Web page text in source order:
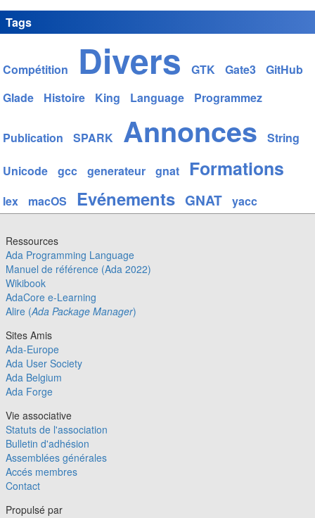
Tags
Compétition Divers GTK Gate3
GitHub
Glade
Histoire King Language Programmez
Publication SPARK Annonces String
Unicode gcc generateur gnat Formations
lex macOS Evénements GNAT yacc
Ressources
Ada Programming Language
Manuel de référence (Ada 2022)
Wikibook
AdaCore e-Learning
Alire (Ada Package Manager)
Sites Amis
Ada-Europe
Ada User Society
Ada Belgium
Ada Forge
Vie associative
Statuts de l'association
Bulletin d'adhésion
Assemblées générales
Accés membres
Contact
Propulsé par